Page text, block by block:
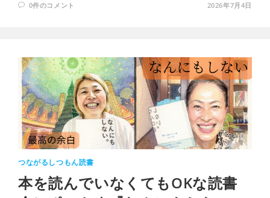
0件のコメント 2026年7月4日
つながるしつもん読書
本を読んでいなくてもOKな読書